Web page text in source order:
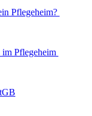
Pflegeheim?
Pflegeheim